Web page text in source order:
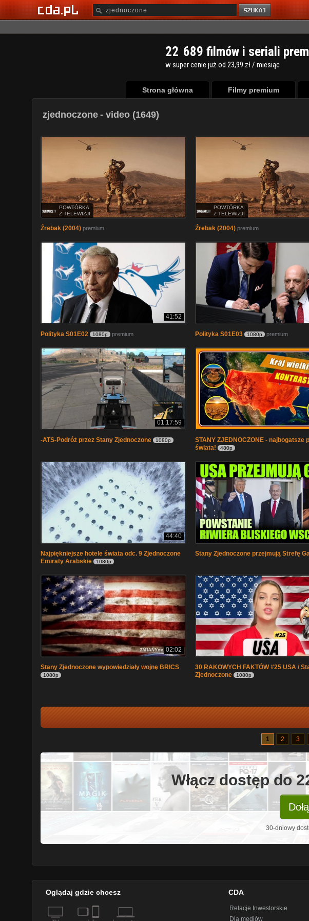
22 689 filmów i seriali
w super cenie już od 23,99 zł / miesiąc
Strona główna Filmy premium
zjednoczone - video (1649)
POWTÓRKA
Z TELEWIZJI
Źrebak (2004) premium
POWTÓRKA
Z TELEWIZJI
Źrebak (2004) premium
41:52
Polityka S01E02 1080p premium Polityka S01E03 1080p premium
01:17:59
-ATS-Podróż przez Stany Zjednoczone 1080p
STANY ZJEDNOCZONE - najbogatsze
świata!
480p
44:40
Najpiękniejsze hotele świata odc. 9 Zjednoczone
Emiraty Arabskie
1080p
Stany Zjednoczone przejmują Strefę
02:02
Stany Zjednoczone wypowiedziały wojnę BRICS
1080p
30 RAKOWYCH FAKTÓW #25 USA /
Zjednoczone
1080p
1 2 3
Włącz dostęp do
30-dniowy
Oglądaj gdzie chcesz CDA
Relacje Inwestorskie
Dla mediów